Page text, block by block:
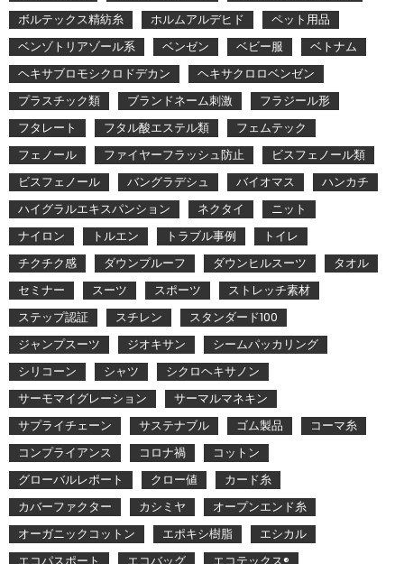
ボルテックス精紡糸
ホルムアルデヒド
ペット用品
ベンゾトリアゾール系
ベンゼン ベビー服
ベトナム
ヘキサブロモシクロドデカン
ヘキサクロロベンゼン
プラスチック類
ブランドネーム刺激
フラジール形
フタレート
フタル酸エステル類
フェムテック
フェノール
ファイヤーフラッシュ防止
ビスフェノール類
ビスフェノール
バングラデシュ バイオマス
ハンカチ
ハイグラルエキスパンション
ネクタイ
ニット
ナイロン
トルエン トラブル事例
トイレ
チクチク感
ダウンプルーフ ダウンヒルスーツ
タオル
セミナー
スーツ スポーツ
ストレッチ素材
ステップ認証
スチレン
スタンダード100
ジャンプスーツ
ジオキサン
シームパッカリング
シリコーン
シャツ
シクロヘキサノン
サーモマイグレーション
サーマルマネキン
サプライチェーン
サステナブル ゴム製品
コーマ糸
コンプライアンス
コロナ禍
コットン
グローバルレポート
クロー値
カード糸
カバーファクター
カシミヤ
オープンエンド糸
オーガニックコットン
エポキシ樹脂
エシカル